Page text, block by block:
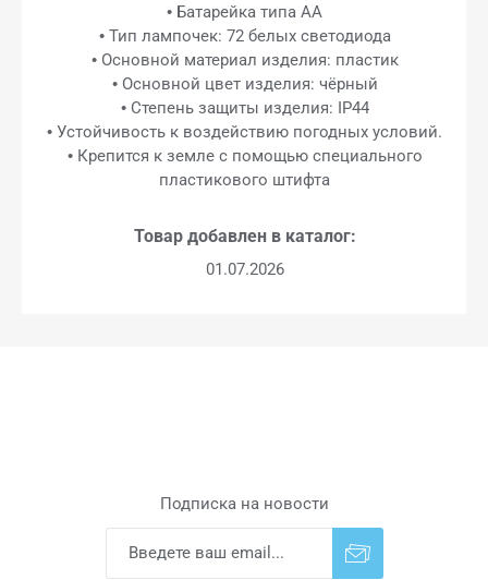
• Батарейка типа AA
• Тип лампочек: 72 белых светодиода
• Основной материал изделия: пластик
• Основной цвет изделия: чёрный
• Степень защиты изделия: IP44
• Устойчивость к воздействию погодных условий.
• Крепится к земле с помощью специального
пластикового штифта
Товар добавлен в каталог:
01.07.2026
Подписка на новости